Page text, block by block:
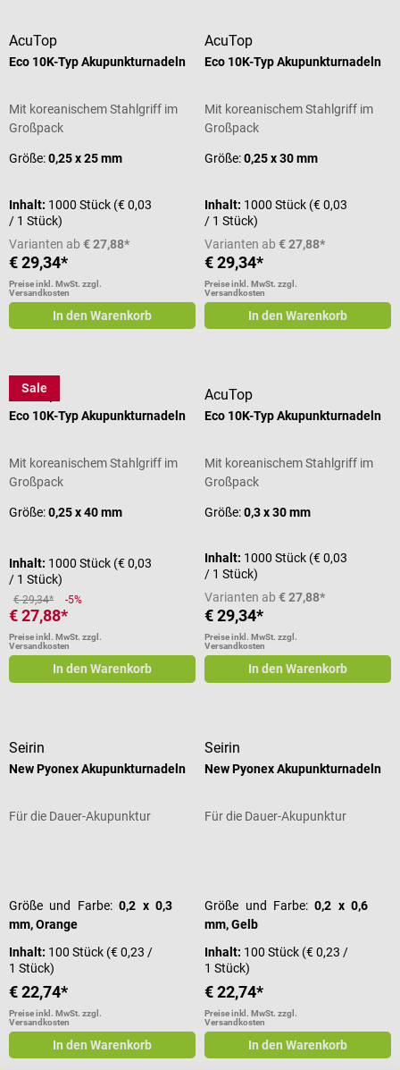
AcuTop
Eco 10K-Typ Akupunkturnadeln
Mit koreanischem Stahlgriff im
Großpack
Größe:0,25 x 25 mm
Inhalt: 1000 Stück (€ 0,03
/ 1 Stück)
Varianten ab € 27,88*
€ 29,34*
Preise inkl. MwSt. zzgl.
Versandkosten
In den Warenkorb
AcuTop
Eco 10K-Typ Akupunkturnadeln
Mit koreanischem Stahlgriff im
Großpack
Größe:0,25 x 30 mm
Inhalt: 1000 Stück (€ 0,03
/ 1 Stück)
Varianten ab € 27,88*
€ 29,34*
Preise inkl. MwSt. zzgl.
Versandkosten
In den Warenkorb
Sale
AcuTop
Eco 10K-Typ Akupunkturnadeln
Mit koreanischem Stahlgriff im
Großpack
Größe:0,25 x 40 mm
Inhalt: 1000 Stück (€ 0,03
/ 1 Stück)
€ 29,34* -5%
€ 27,88*
Preise inkl. MwSt. zzgl.
Versandkosten
In den Warenkorb
AcuTop
Eco 10K-Typ Akupunkturnadeln
Mit koreanischem Stahlgriff im
Großpack
Größe:0,3 x 30 mm
Inhalt: 1000 Stück (€ 0,03
/ 1 Stück)
Varianten ab € 27,88*
€ 29,34*
Preise inkl. MwSt. zzgl.
Versandkosten
In den Warenkorb
Seirin
New Pyonex Akupunkturnadeln
Für die Dauer-Akupunktur
Größe und Farbe: 0,2 x 0,3
mm, Orange
Inhalt: 100 Stück (€ 0,23 /
1 Stück)
€ 22,74*
Preise inkl. MwSt. zzgl.
Versandkosten
In den Warenkorb
Seirin
New Pyonex Akupunkturnadeln
Für die Dauer-Akupunktur
Größe und Farbe:0,2 x 0,6
mm, Gelb
Inhalt: 100 Stück (€ 0,23 /
1 Stück)
€ 22,74*
Preise inkl. MwSt. zzgl.
Versandkosten
In den Warenkorb